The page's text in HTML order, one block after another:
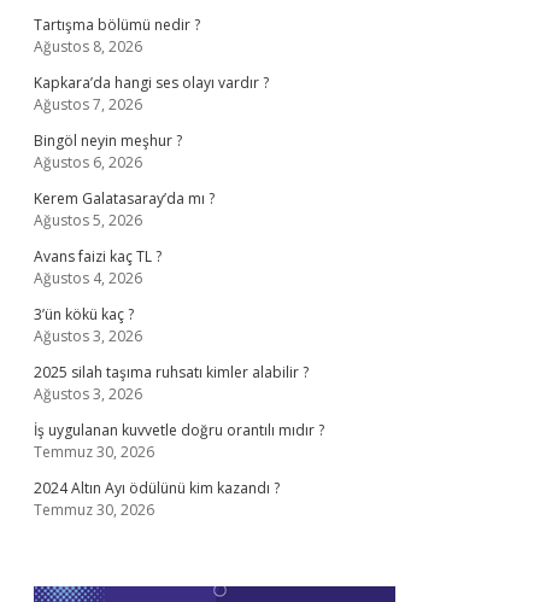
Tartışma bölümü nedir ?
Ağustos 8, 2026
Kapkara’da hangi ses olayı vardır ?
Ağustos 7, 2026
Bingöl neyin meşhur ?
Ağustos 6, 2026
Kerem Galatasaray’da mı ?
Ağustos 5, 2026
Avans faizi kaç TL ?
Ağustos 4, 2026
3’ün kökü kaç ?
Ağustos 3, 2026
2025 silah taşıma ruhsatı kimler alabilir ?
Ağustos 3, 2026
İş uygulanan kuvvetle doğru orantılı mıdır ?
Temmuz 30, 2026
2024 Altın Ayı ödülünü kim kazandı ?
Temmuz 30, 2026